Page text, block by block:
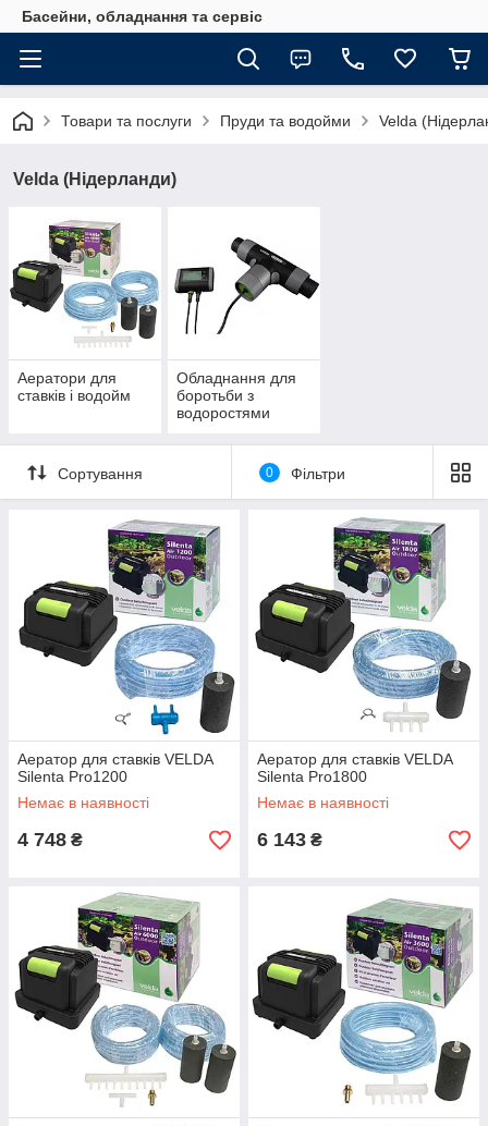
Басейни, обладнання та сервіс
Товари та послуги Пруди та водойми Velda
Velda (Нідерланди)
Аератори для
ставків і водойм
Обладнання для
боротьби з
водоростями
Сортування 0 Фільтри
Аератор для ставків VELDA
Silenta Pro1200
Немає в наявності
4 748 ₴
Аератор для ставків VELDA
Silenta Pro1800
Немає в наявності
6 143 ₴